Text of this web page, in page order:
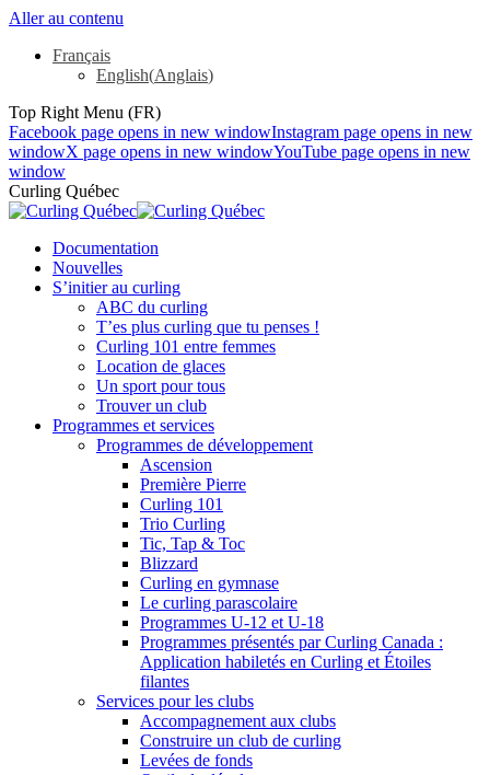
Aller au contenu
Français
English(Anglais)
Top Right Menu (FR)
Facebook page opens in new windowInstagram page opens in new
windowX page opens in new windowYouTube page opens in new
window
Curling Québec
Documentation
Nouvelles
S’initier au curling
ABC du curling
T’es plus curling que tu penses !
Curling 101 entre femmes
Location de glaces
Un sport pour tous
Trouver un club
Programmes et services
Programmes de développement
Ascension
Première Pierre
Curling 101
Trio Curling
Tic, Tap & Toc
Blizzard
Curling en gymnase
Le curling parascolaire
Programmes U-12 et U-18
Programmes présentés par Curling Canada :
Application habiletés en Curling et Étoiles
filantes
Services pour les clubs
Accompagnement aux clubs
Construire un club de curling
Levées de fonds